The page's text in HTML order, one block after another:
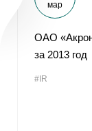
мар
ОАО
за 2013 год
#IR